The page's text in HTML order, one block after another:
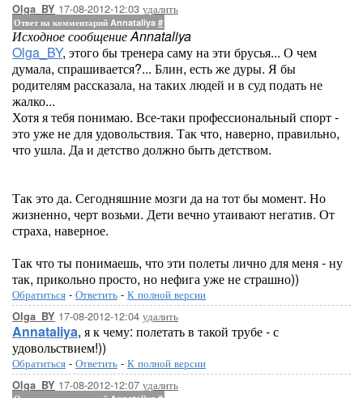
Olga_BY 17-08-2012-12:03 удалить
Ответ на комментарий Annataliya #
Исходное сообщение Annataliya
Olga_BY, этого бы тренера саму на эти брусья... О чем
думала, спрашивается?... Блин, есть же дуры. Я бы
родителям рассказала, на таких людей и в суд подать не
жалко...
Хотя я тебя понимаю. Все-таки профессиональный спорт -
это уже не для удовольствия. Так что, наверно, правильно,
что ушла. Да и детство должно быть детством.
Так это да. Сегодняшние мозги да на тот бы момент. Но
жизненно, черт возьми. Дети вечно утаивают негатив. От
страха, наверное.
Так что ты понимаешь, что эти полеты лично для меня - ну
так, прикольно просто, но нефига уже не страшно))
Обратиться - Ответить - К полной версии
Olga_BY 17-08-2012-12:04 удалить
Annataliya, я к чему: полетать в такой трубе - с
удовольствием!))
Обратиться - Ответить - К полной версии
Olga_BY 17-08-2012-12:07 удалить